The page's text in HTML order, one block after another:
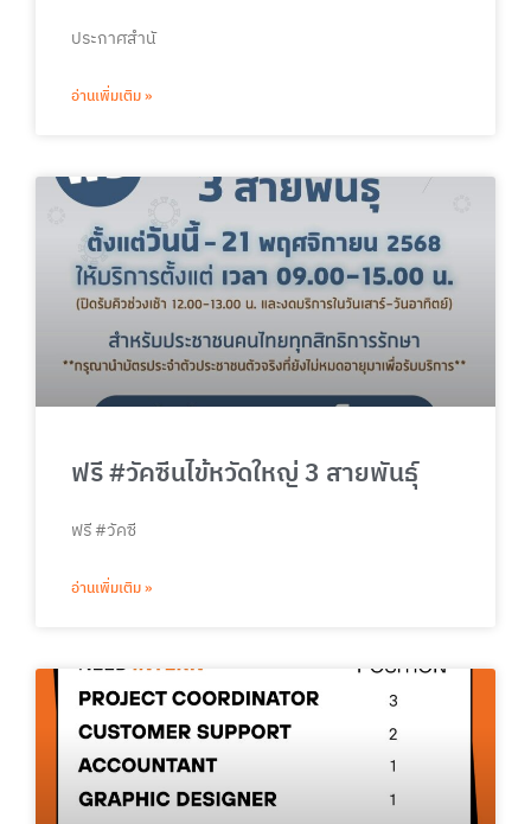
ประกาศสำนั
อ่านเพิ่มเติม »
ฟรี #วัคซีนไข้หวัดใหญ่ 3 สายพันธ์ุ
ฟรี #วัคซี
อ่านเพิ่มเติม »